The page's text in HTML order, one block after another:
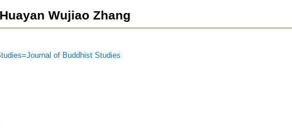
Wujiao Zhang
of Buddhist Studies